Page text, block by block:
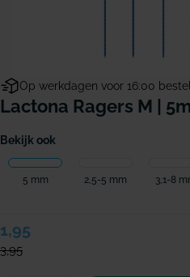
Op werkdagen voor 16:00
Lactona Ragers M |
Bekijk ook
5 mm 2,5-5 mm 3,1-8
Verkoopprijs
1,95
Normale
prijs
3,95